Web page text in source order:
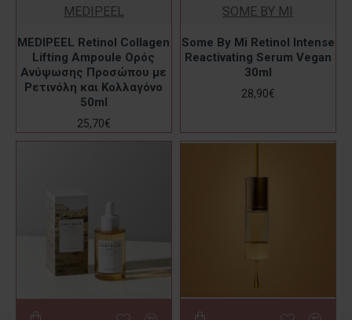
MEDIPEEL
MEDIPEEL Retinol Collagen
Lifting Ampoule Ορός
Ανύψωσης Προσώπου με
Ρετινόλη και Κολλαγόνο
50ml
25,70€
SOME BY MI
Some By Mi Retinol Intense
Reactivating Serum Vegan
30ml
28,90€